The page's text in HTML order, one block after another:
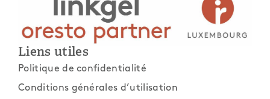
Liens utiles
Politique de confidentialité
Conditions générales d’utilisation